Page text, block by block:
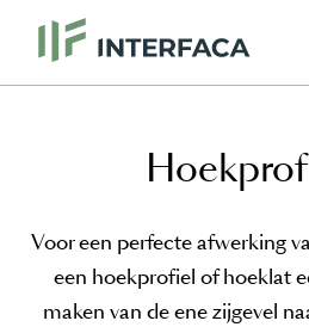
Voor een perfecte afwerking
een hoekprofiel of hoeklat
maken van de ene zijgevel